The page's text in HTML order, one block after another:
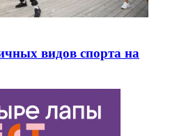
видов спорта на